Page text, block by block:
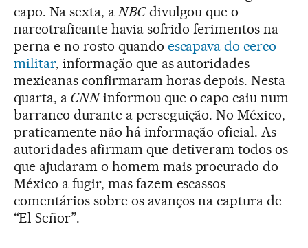
capo. Na sexta, aNBCdivulgou que o
narcotraficante havia sofrido ferimentos na
perna e no rosto quando escapava do cerco
militar, informação que as autoridades
mexicanas confirmaram horas depois. Nesta
quarta, aCNNinformou que o capo caiu num
barranco durante a perseguição. No México,
praticamente não há informação oficial. As
autoridades afirmam que detiveram todos os
que ajudaram o homem mais procurado do
México a fugir, mas fazem escassos
comentários sobre os avanços na captura de
“El Señor”.